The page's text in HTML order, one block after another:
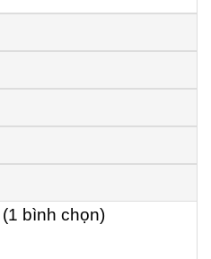
(1 bình chọn)